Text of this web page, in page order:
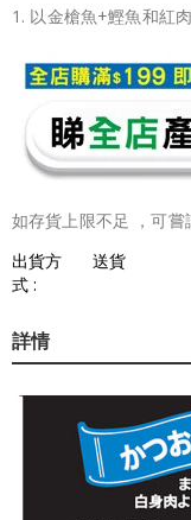
1. 以金槍魚+鰹魚和紅
如存貨上限不足 ，可
出貨方
式 :
送貨
詳情